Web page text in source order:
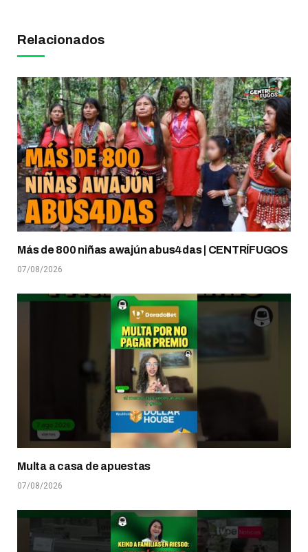
Relacionados
Más de 800 niñas awajún abus4das | CENTRÍFUGOS
07/08/2026
Multa a casa de apuestas
07/08/2026